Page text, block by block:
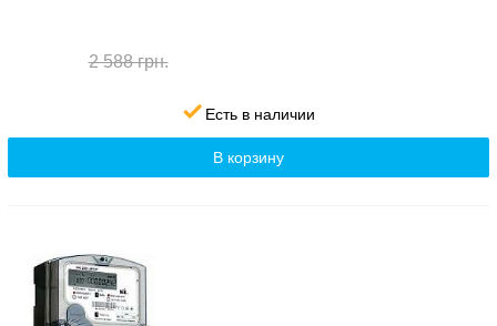
2 588 грн.
Есть в наличии
В корзину